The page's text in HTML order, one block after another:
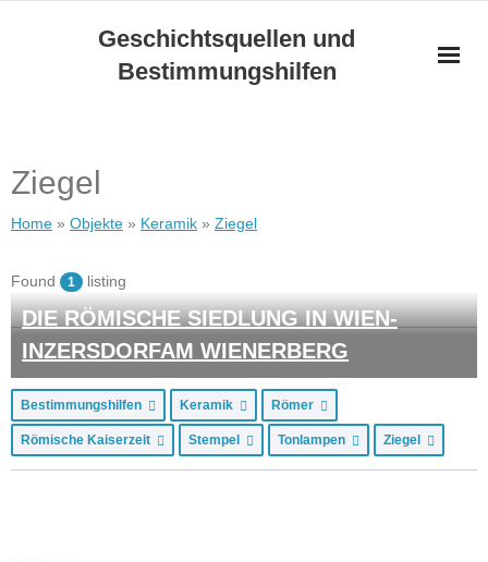
Geschichtsquellen und
Bestimmungshilfen
Ziegel
Home » Objekte » Keramik » Ziegel
Found 1 listing
DIE RÖMISCHE SIEDLUNG IN WIEN-
INZERSDORFAM WIENERBERG
Bestimmungshilfen Keramik Römer
Römische Kaiserzeit Stempel Tonlampen Ziegel